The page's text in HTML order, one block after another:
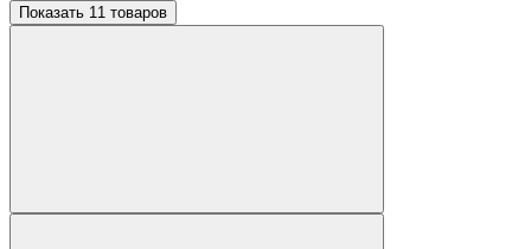
Показать 11 товаров